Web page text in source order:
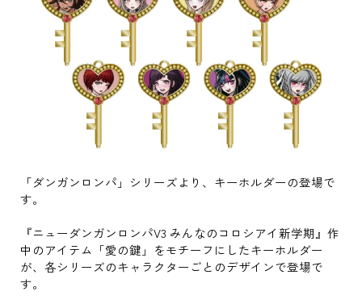
「ダンガンロンパ」シリーズより、キーホルダーの登場で
す。
『ニューダンガンロンパV3 みんなのコロシアイ新学期』作
中のアイテム「愛の鍵」をモチーフにしたキーホルダー
が、各シリーズのキャラクターごとのデザインで登場で
す。